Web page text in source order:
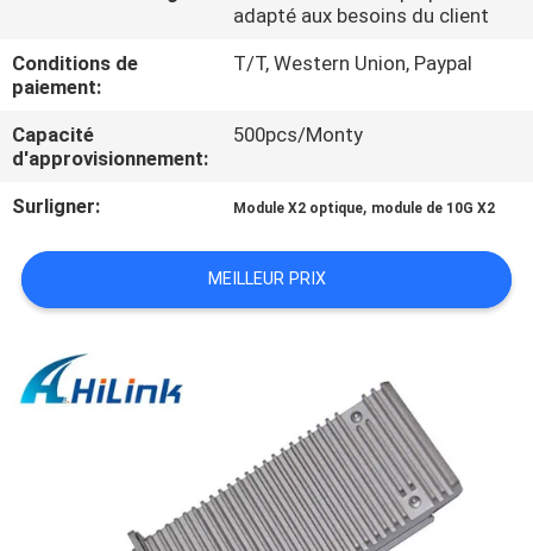
CONTRÔLE
DE
LA
QUALITÉ
NOUS
CONTACTER
NOUVELLES
adapté aux besoins du client
Conditions de
paiement:
T/T, Western Union, Paypal
Capacité
d'approvisionnement:
500pcs/Monty
Surligner: Module X2 optique, module de 10G X2
MEILLEUR PRIX